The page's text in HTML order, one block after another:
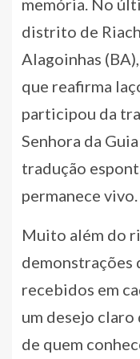
memória. No
distrito de
Alagoinhas
que reafirma
participou da
Senhora da
tradução
permanece vivo.
Muito além do
demonstrações
recebidos em
um desejo
de quem